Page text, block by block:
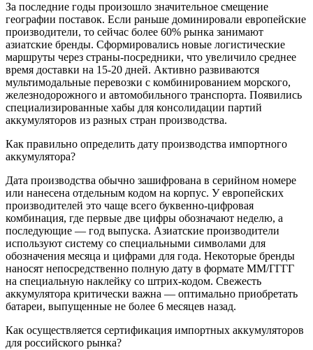
За последние годы произошло значительное смещение
географии поставок. Если раньше доминировали европейские
производители, то сейчас более 60% рынка занимают
азиатские бренды. Сформировались новые логистические
маршруты через страны-посредники, что увеличило среднее
время доставки на 15-20 дней. Активно развиваются
мультимодальные перевозки с комбинированием морского,
железнодорожного и автомобильного транспорта. Появились
специализированные хабы для консолидации партий
аккумуляторов из разных стран производства.
Как правильно определить дату производства импортного
аккумулятора?
Дата производства обычно зашифрована в серийном номере
или нанесена отдельным кодом на корпус. У европейских
производителей это чаще всего буквенно-цифровая
комбинация, где первые две цифры обозначают неделю, а
последующие — год выпуска. Азиатские производители
используют систему со специальными символами для
обозначения месяца и цифрами для года. Некоторые бренды
наносят непосредственно полную дату в формате ММ/ГГГГ
на специальную наклейку со штрих-кодом. Свежесть
аккумулятора критически важна — оптимально приобретать
батареи, выпущенные не более 6 месяцев назад.
Как осуществляется сертификация импортных аккумуляторов
для российского рынка?